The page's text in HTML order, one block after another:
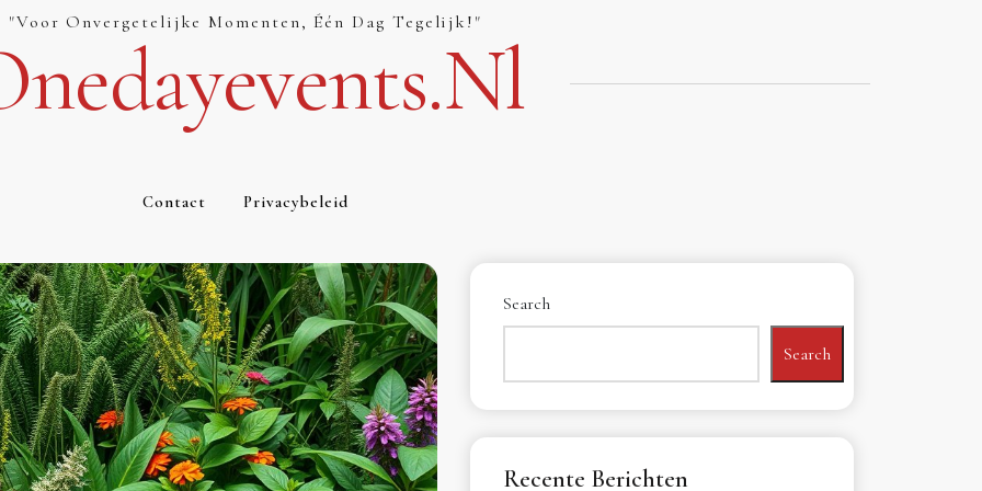
"Voor Onvergetelijke Momenten, Één Dag Tegelijk!"
Contact Privacybeleid
Search
Search
Recente Berichten